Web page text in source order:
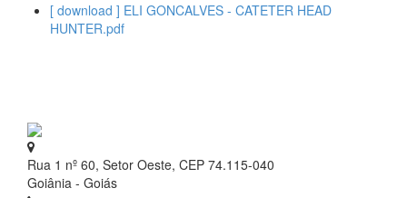
[ download ] ELI GONCALVES - CATETER HEAD
HUNTER.pdf
Rua 1 nº 60, Setor Oeste, CEP 74.115-040
Goiânia - Goiás